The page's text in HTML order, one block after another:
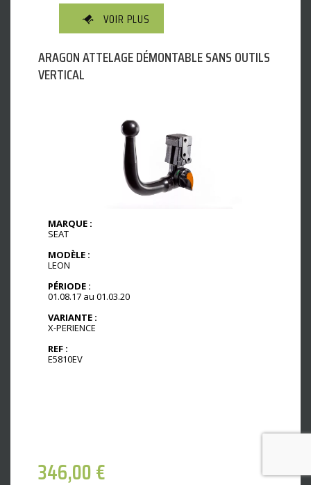
VOIR PLUS
ARAGON ATTELAGE DÉMONTABLE SANS OUTILS
VERTICAL
MARQUE :
SEAT
MODÈLE :
LEON
PÉRIODE :
01.08.17 au 01.03.20
VARIANTE :
X-PERIENCE
REF :
E5810EV
346,00€